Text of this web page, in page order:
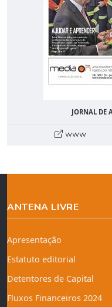
JORNAL DE
www
ANTENA LIVRE
Apresentação
Estatuto editorial
Detentores de Capital
Fluxos Financeiros 2024